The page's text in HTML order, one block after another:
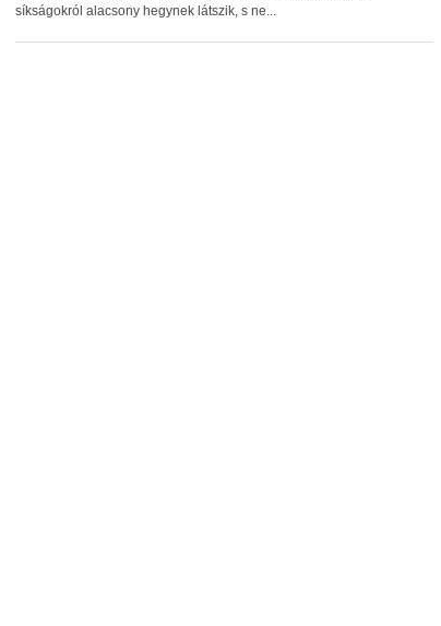
síkságokról alacsony hegynek látszik, s ne...